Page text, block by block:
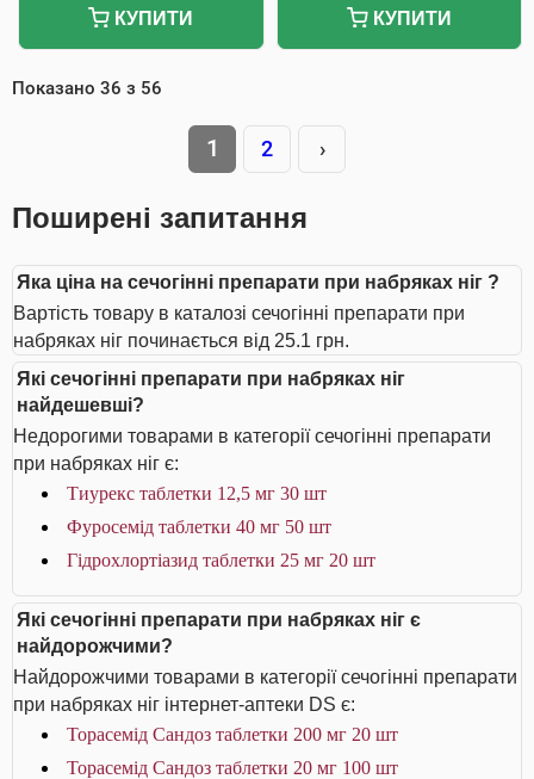
КУПИТИ КУПИТИ
Показано 36 з 56
1 2 ›
Поширені запитання
Яка ціна на сечогінні препарати при набряках ніг ?
Вартість товару в каталозі сечогінні препарати при
набряках ніг починається від 25.1 грн.
Які сечогінні препарати при набряках ніг
найдешевші?
Недорогими товарами в категорії сечогінні препарати
при набряках ніг є:
Тиурекс таблетки 12,5 мг 30 шт
Фуросемід таблетки 40 мг 50 шт
Гідрохлортіазид таблетки 25 мг 20 шт
Які сечогінні препарати при набряках ніг є
найдорожчими?
Найдорожчими товарами в категорії сечогінні препарати
при набряках ніг інтернет-аптеки DS є:
Торасемід Сандоз таблетки 200 мг 20 шт
Торасемід Сандоз таблетки 20 мг 100 шт